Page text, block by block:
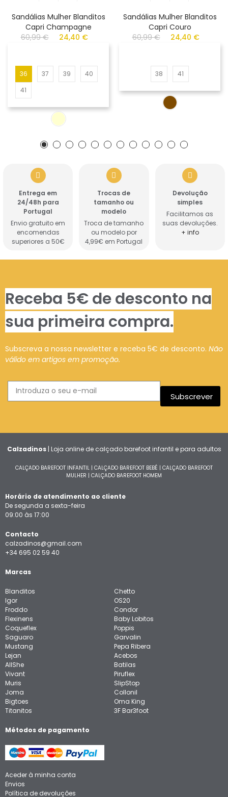
Sandálias Mulher Blanditos
Capri Champagne
60,99 €
24,40 €
36 37 39
40
41
Sandálias Mulher Blanditos
Capri Couro
60,99 €
24,40 €
38 41
Entrega em
24/48h para
Portugal
Envio gratuito em
encomendas
superiores a 50€
Trocas de
tamanho ou
modelo
Troca de tamanho
ou modelo por
4,99€ em Portugal
Devolução
simples
Facilitamos as
suas devoluções.
+ info
Receba 5€ de desconto na
sua primeira compra.
Subscreva a nossa newsletter e receba 5€ de desconto. Não
válido em artigos em promoção.
Subscrever
Calzadinos| Loja online de calçado barefoot infantil e para adultos
CALÇADO BAREFOOT INFANTIL | CALÇADO BAREFOOT BEBÉ | CALÇADO BAREFOOT
MULHER | CALÇADO BAREFOOT HOMEM
Horário de atendimento ao cliente
De segunda a sexta-feira
09:00 às 17:00
Contacto
calzadinos@gmail.com
+34 695 02 59 40
Marcas
Blanditos
Igor
Froddo
Flexinens
Coqueflex
Saguaro
Mustang
Lejan
AllShe
Vivant
Muris
Joma
Bigtoes
Titanitos
Chetto
OS20
Condor
Baby Lobitos
Poppis
Garvalin
Pepa Ribera
Acebos
Batilas
Piruflex
SlipStop
Collonil
Oma King
3F Bar3foot
Métodos de pagamento
Aceder à minha conta
Envios
Política de devoluções